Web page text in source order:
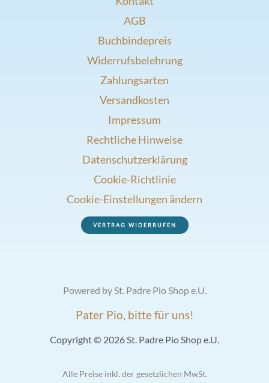
AGB
Buchbindepreis
Widerrufsbelehrung
Zahlungsarten
Versandkosten
Impressum
Rechtliche Hinweise
Datenschutzerklärung
Cookie-Richtlinie
Cookie-Einstellungen ändern
VERTRAG WIDERRUFEN
Powered by St. Padre Pio Shop e.U.
Pater Pio, bitte für uns!
Copyright © 2026 St. Padre Pio Shop e.U.
Alle Preise inkl. der gesetzlichen MwSt.